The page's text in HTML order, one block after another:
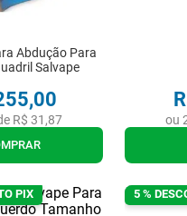
Abdução Para
Salvape
,00
R$ 31 ,87 ou
PIX 5 %
punho